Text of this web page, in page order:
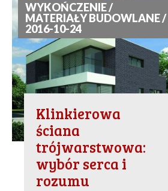
WYKOŃCZENIE /
MATERIAŁY BUDOWLANE /
2016-10-24
Klinkierowa
ściana
trójwarstwowa:
wybór serca i
rozumu